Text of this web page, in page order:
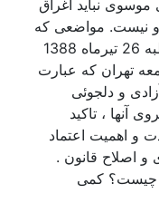
نباید اغراق
نیست. مواضعی که
ایشان اتخاذ کرده منطبق است با خطبه 26 تيرماه 1388
تهران که عبارت
و دلجوئی
آنها ، تاکید
و اهمیت اعتماد
و اصلاح قانون .
چیست؟ کمی